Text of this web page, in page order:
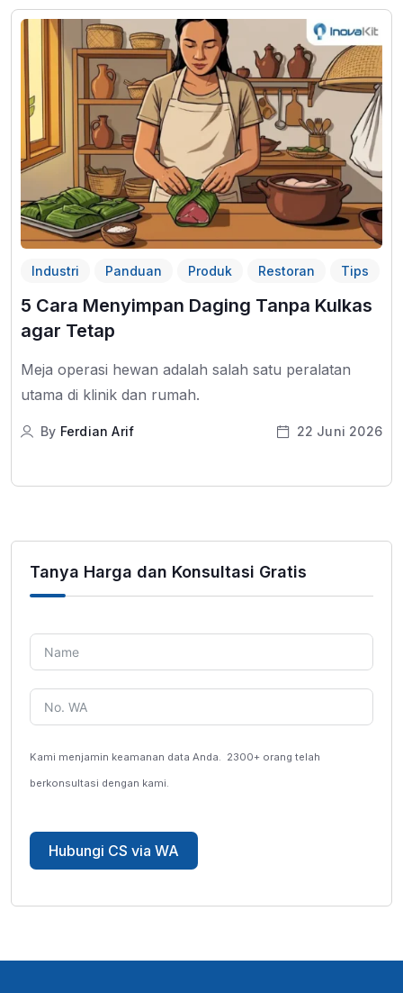
Industri Panduan Produk Restoran Tips
5 Cara Menyimpan Daging Tanpa Kulkas
agar Tetap
Meja operasi hewan adalah salah satu peralatan
utama di klinik dan rumah.
By Ferdian Arif 22 Juni 2026
Tanya Harga dan Konsultasi Gratis
Kami menjamin keamanan data Anda. 2300+ orang telah
berkonsultasi dengan kami.
Hubungi CS via WA